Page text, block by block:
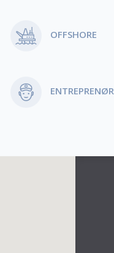
OFFSHORE
ENTREPRENØR